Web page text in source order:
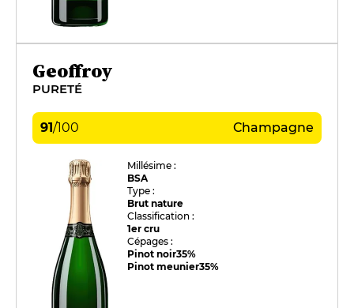
Geoffroy
PURETÉ
91/100 Champagne
Millésime :
BSA
Type :
Brut nature
Classification :
1er cru
Cépages :
Pinot noir35%
Pinot meunier35%